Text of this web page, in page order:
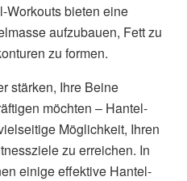
Workouts bieten eine
aufzubauen, Fett zu
zu formen.
stärken, Ihre Beine
möchten – Hantel-
Möglichkeit, Ihren
zu erreichen. In
einige effektive Hantel-